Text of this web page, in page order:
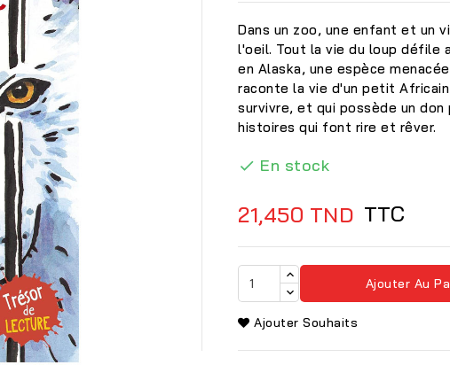
Dans un zoo, une enfant et un
l'oeil. Tout la vie du loup défile
en Alaska, une espèce
raconte la vie d'un petit
survivre, et qui possède un
histoires qui font rire et rêver.
 En stock
21,450 TND TTC
Ajouter Au
Ajouter Souhaits